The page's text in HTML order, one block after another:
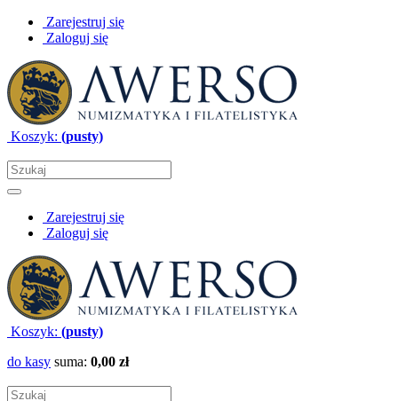
Zarejestruj się
Zaloguj się
Koszyk: (pusty)
Zarejestruj się
Zaloguj się
Koszyk: (pusty)
do kasy suma: 0,00 zł